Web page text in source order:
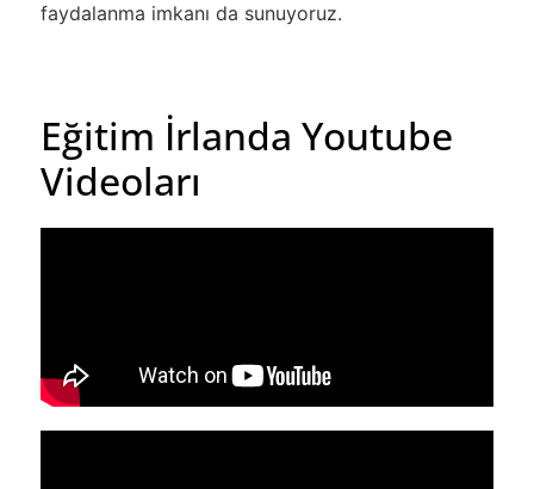
faydalanma imkanı da sunuyoruz.
Eğitim İrlanda Youtube
Videoları